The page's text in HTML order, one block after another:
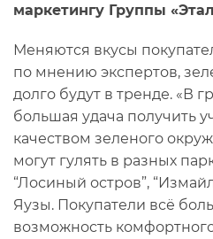
маркетингу Группы
Меняются вкусы
по мнению экспертов,
долго будут в тренде. «В
большая удача получить
качеством зеленого
могут гулять в разных
“Лосиный остров”,
Яузы. Покупатели всё
возможность